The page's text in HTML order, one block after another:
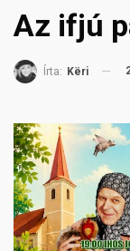
Az ifjú
Írta: Këri